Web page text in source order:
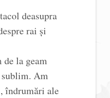
deasupra
rai și
la geam
Am
îndrumări ale